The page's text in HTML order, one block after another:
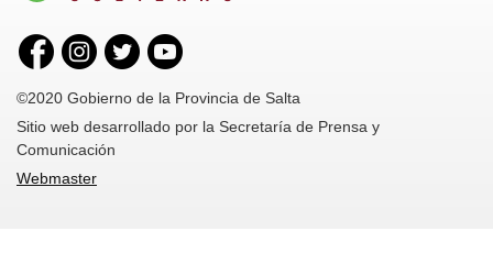
©2020 Gobierno de la Provincia de Salta
Sitio web desarrollado por la Secretaría de Prensa y
Comunicación
Webmaster